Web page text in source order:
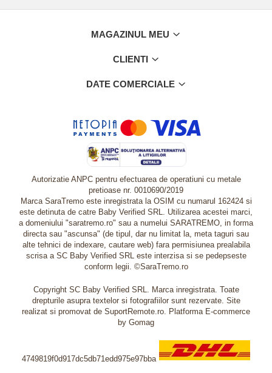
MAGAZINUL MEU
CLIENTI
DATE COMERCIALE
Autorizatie ANPC pentru efectuarea de operatiuni cu metale
pretioase nr. 0010690/2019
Marca SaraTremo este inregistrata la OSIM cu numarul 162424 si
este detinuta de catre Baby Verified SRL. Utilizarea acestei marci,
a domeniului "saratremo.ro" sau a numelui SARATREMO, in forma
directa sau "ascunsa" (de tipul, dar nu limitat la, meta taguri sau
alte tehnici de indexare, cautare web) fara permisiunea prealabila
scrisa a SC Baby Verified SRL este interzisa si se pedepseste
conform legii. ©SaraTremo.ro
Copyright SC Baby Verified SRL. Marca inregistrata. Toate
drepturile asupra textelor si fotografiilor sunt rezervate. Site
realizat si promovat de SuportRemote.ro. Platforma E-commerce
by Gomag
4749819f0d917dc5db71edd975e97bba